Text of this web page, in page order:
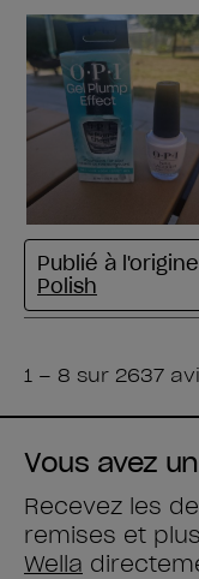
Vous avez
Recevez les
remises et
Wella